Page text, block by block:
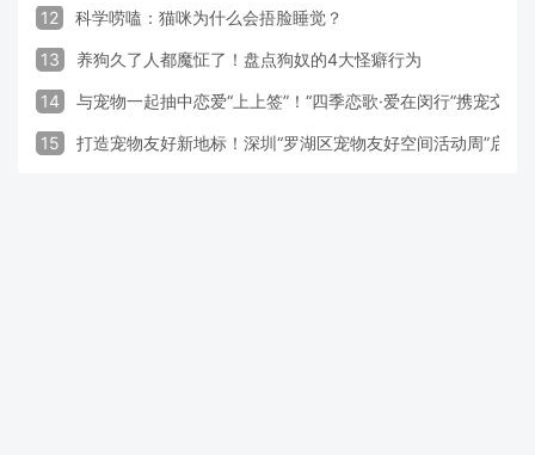
12 科学唠嗑：猫咪为什么会捂脸睡觉？
13 养狗久了人都魔怔了！盘点狗奴的4大怪癖行为
14 与宠物一起抽中恋爱“上上签”！“四季恋歌·爱在闵行”携宠交友
15 打造宠物友好新地标！深圳“罗湖区宠物友好空间活动周”启动